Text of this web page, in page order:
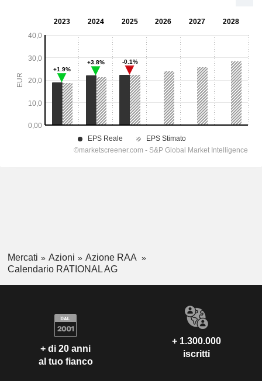
Mercati Azioni
Azione RAA
Calendario RATIONAL AG
+ di 20 anni
al tuo fianco
+ 1.300.000
iscritti